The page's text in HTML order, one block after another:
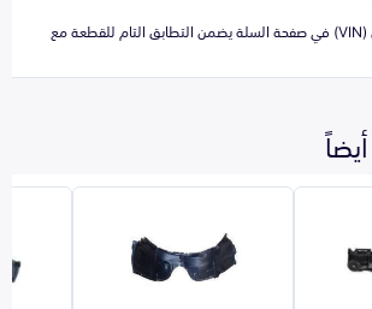
تزويدنا برقم الهيكل (VIN) في صفحة السلة يضمن التطابق التام للقطعة مع